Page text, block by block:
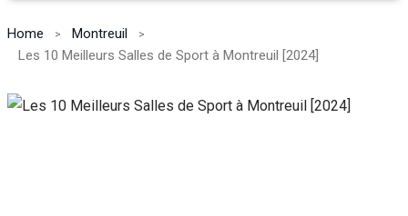
Home
Montreuil
Les 10 Meilleurs Salles de Sport à Montreuil [2024]